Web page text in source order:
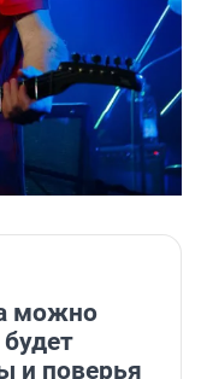
можно
и поверья